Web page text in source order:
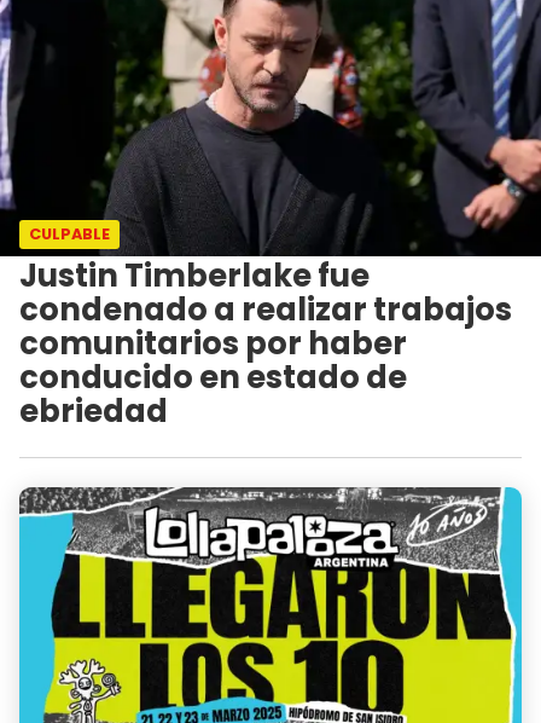
CULPABLE
Justin Timberlake fue
condenado a realizar trabajos
comunitarios por haber
conducido en estado de
ebriedad